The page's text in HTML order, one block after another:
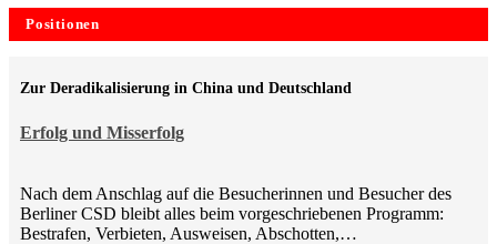
Positionen
Erfolg und Misserfolg
Zur Deradikalisierung in China und Deutschland
Nach dem Anschlag auf die Besucherinnen und Besucher des
Berliner CSD bleibt alles beim vorgeschriebenen Programm:
Bestrafen, Verbieten, Ausweisen, Abschotten,…